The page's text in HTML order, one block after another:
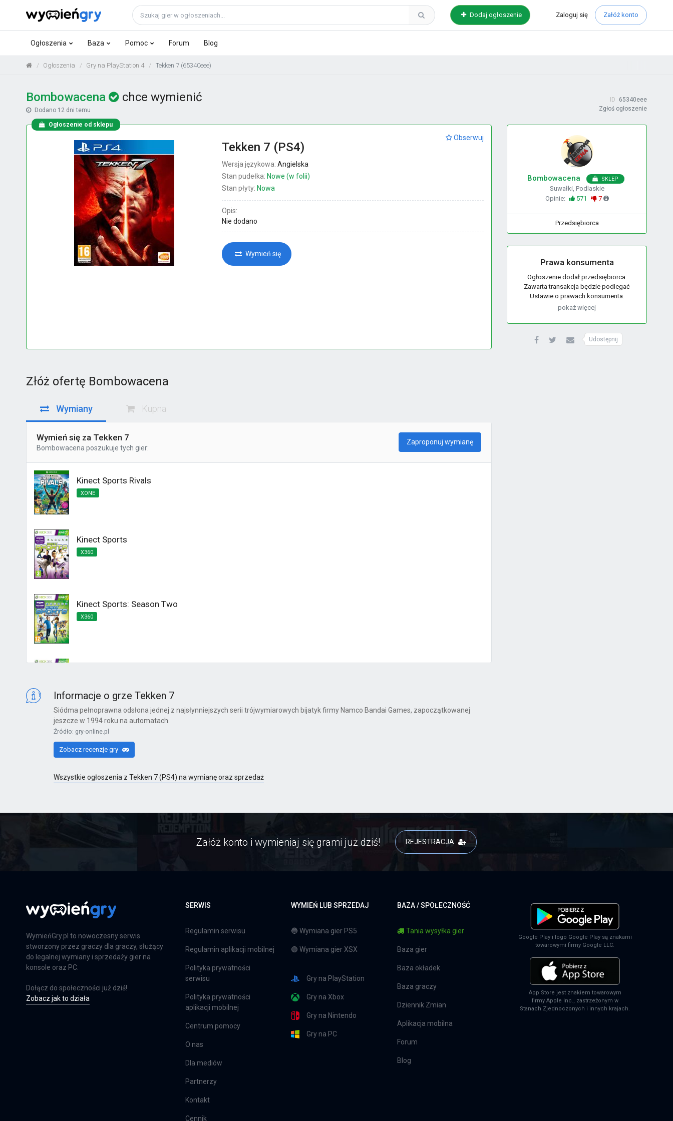
Dodaj ogłoszenie Zaloguj się Załóż konto
Ogłoszenia Baza Pomoc Forum Blog
Ogłoszenia Gry na PlayStation 4 Tekken 7 (65340eee)
Bombowacena chce wymienić
Dodano 12 dni temu
ID
65340eee
Zgłoś ogłoszenie
Ogłoszenie od sklepu
Obserwuj
Tekken 7 (PS4)
Wersja językowa: Angielska
Stan pudełka: Nowe (w folii)
Stan płyty: Nowa
Opis:
Nie dodano
Wymień się
Bombowacena SKLEP
Suwałki, Podlaskie
Opinie:
571 7
Przedsiębiorca
Prawa konsumenta
Ogłoszenie dodał przedsiębiorca.
Zawarta transakcja będzie podlegać
Ustawie o prawach konsumenta.
pokaż więcej
Udostępnij
Złóż ofertę Bombowacena
Wymiany Kupna
Wymień się za Tekken 7
Bombowacena poszukuje tych gier:
Zaproponuj wymianę
Kinect Sports Rivals
XONE
Kinect Sports
X360
Kinect Sports: Season Two
X360
Far Cry 6: Yara Edition
Far Cry 6: Limited Edition
Farming Simulator 25
Informacje o grze Tekken 7
Siódma pełnoprawna odsłona jednej z najsłynniejszych serii trójwymiarowych bijatyk firmy Namco Bandai Games, zapoczątkowanej
jeszcze w 1994 roku na automatach.
Źródło: gry-online.pl
Zobacz recenzje gry
Wszystkie ogłoszenia z Tekken 7 (PS4) na wymianę oraz sprzedaż
Załóż konto i wymieniaj się grami już dziś! REJESTRACJA
WymieńGry.pl to nowoczesny serwis
stworzony przez graczy dla graczy, służący
do legalnej wymiany i sprzedaży gier na
konsole oraz PC.
Dołącz do społeczności już dziś!
Zobacz jak to działa
SERWIS
Regulamin serwisu
Regulamin aplikacji mobilnej
Polityka prywatności
serwisu
Polityka prywatności
aplikacji mobilnej
Centrum pomocy
O nas
Dla mediów
Partnerzy
Kontakt
Cennik
WYMIEŃ LUB SPRZEDAJ
🔵 Wymiana gier PS5
🟢 Wymiana gier XSX
Gry na PlayStation
Gry na Xbox
Gry na Nintendo
Gry na PC
BAZA / SPOŁECZNOŚĆ
Tania wysyłka gier
Baza gier
Baza okładek
Baza graczy
Dziennik Zmian
Aplikacja mobilna
Forum
Blog
Google Play i logo Google Play są znakami
towarowymi firmy Google LLC.
App Store jest znakiem towarowym
firmy Apple Inc., zastrzeżonym w
Stanach Zjednoczonych i innych krajach.